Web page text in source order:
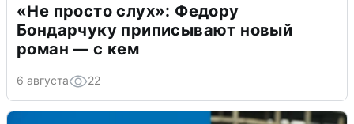
«Не просто слух»: Федору
Бондарчуку приписывают новый
роман — с кем
6 августа 22